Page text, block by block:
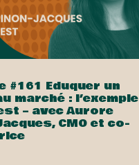
#161 Eduquer un
marché : l’exemple
– avec Aurore
CMO et co-